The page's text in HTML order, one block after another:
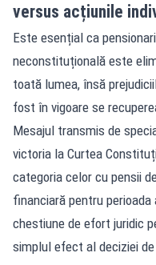
versus acțiunile
Este esențial ca
neconstituțională este
toată lumea, însă
fost în vigoare se
Mesajul transmis de
victoria la Curtea
categoria celor cu pensii
financiară pentru
chestiune de efort juridic
simplul efect al deciziei